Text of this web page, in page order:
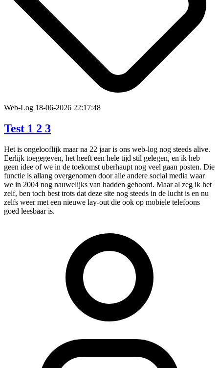
Web-Log 18-06-2026 22:17:48
Test 1 2 3
Het is ongelooflijk maar na 22 jaar is ons web-log nog steeds alive.
Eerlijk toegegeven, het heeft een hele tijd stil gelegen, en ik heb
geen idee of we in de toekomst uberhaupt nog veel gaan posten. Die
functie is allang overgenomen door alle andere social media waar
we in 2004 nog nauwelijks van hadden gehoord. Maar al zeg ik het
zelf, ben toch best trots dat deze site nog steeds in de lucht is en nu
zelfs weer met een nieuwe lay-out die ook op mobiele telefoons
goed leesbaar is.